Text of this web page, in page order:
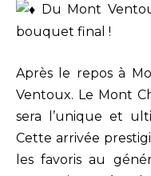
Du Mont
bouquet final !
Après le repos à
Ventoux. Le Mont
sera l’unique et
Cette arrivée
les favoris au